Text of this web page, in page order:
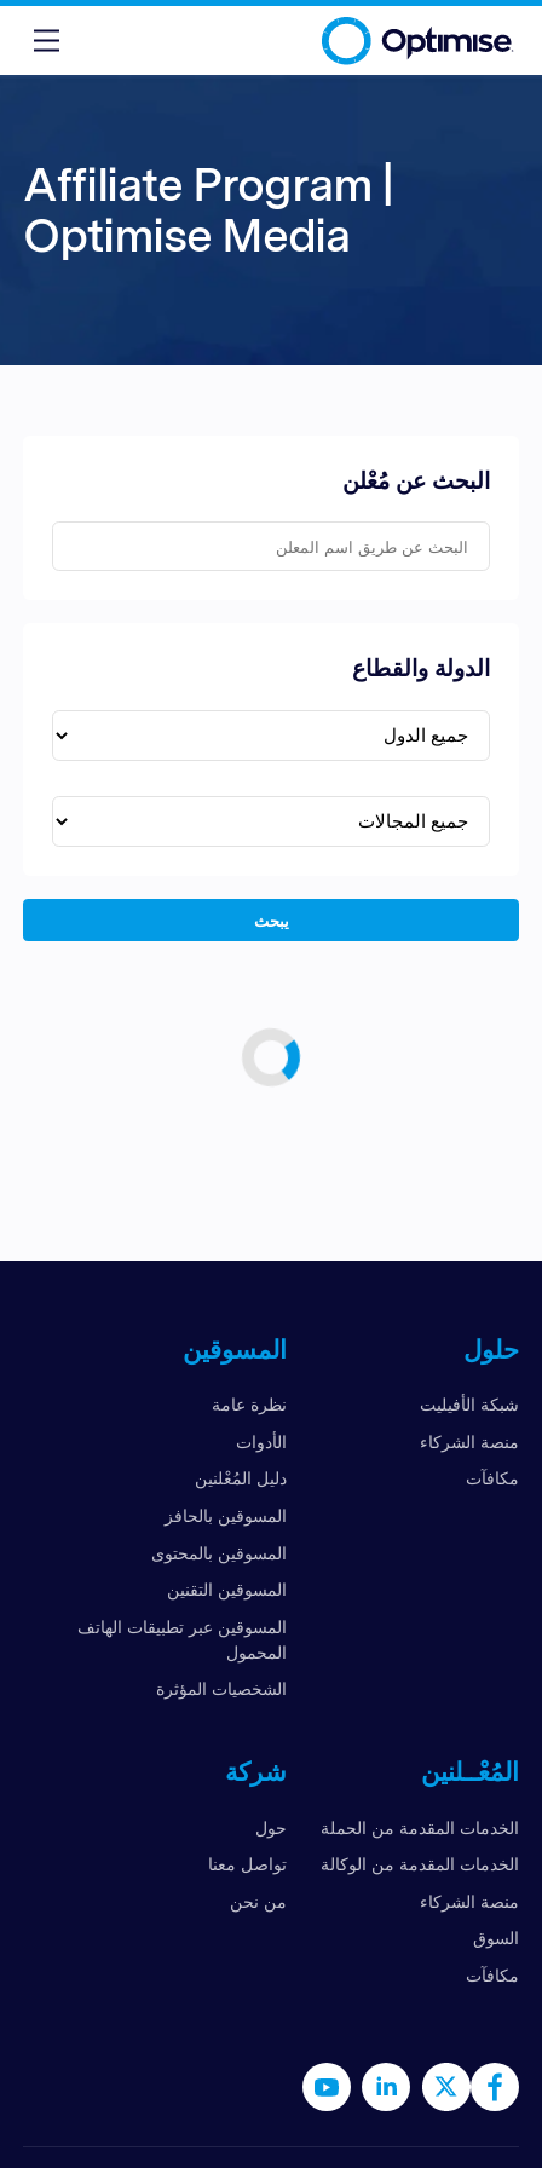
Affiliate Program |
Optimise Media
البحث عن مُعْلن
الدولة والقطاع
يبحث
حلول
شبكة الأفيليت
منصة الشركاء
مكافآت
المسوقين
نظرة عامة
الأدوات
دليل المُعْلنين
المسوقين بالحافز
المسوقين بالمحتوى
المسوقين التقنين
المسوقين عبر تطبيقات الهاتف
المحمول
الشخصيات المؤثرة
المُعْــلنين
الخدمات المقدمة من الحملة
الخدمات المقدمة من الوكالة
منصة الشركاء
السوق
مكافآت
شركة
حول
تواصل معنا
من نحن